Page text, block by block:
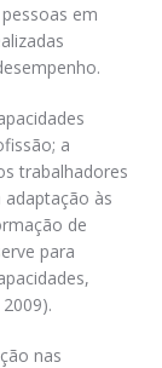
em
a
trabalhadores
às
de
para
nas